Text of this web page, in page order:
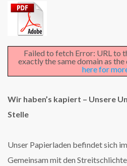
Failed to fetch Error: URL to
exactly the same domain as
here for
Wir haben’s kapiert – Unsere
Stelle
Unser Papierladen befindet sich
Gemeinsam mit den